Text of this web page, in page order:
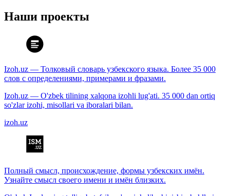
Наши проекты
Izoh.uz — Толковый словарь узбекского языка. Более 35 000
слов с определениями, примерами и фразами.
Izoh.uz — O'zbek tilining xalqona izohli lug'ati. 35 000 dan ortiq
so'zlar izohi, misollari va iboralari bilan.
izoh.uz
Полный смысл, происхождение, формы узбекских имён.
Узнайте смысл своего имени и имён близких.